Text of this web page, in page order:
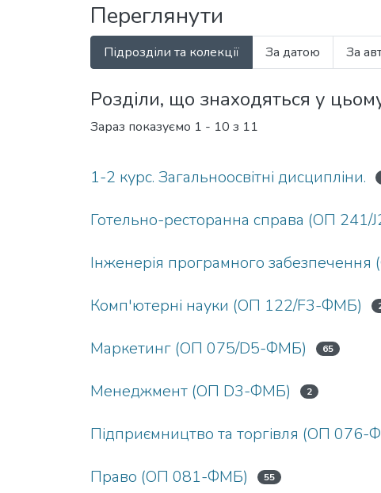
Переглянути
Підрозділи та колекції За датою За
Розділи, що знаходяться у
Зараз показуємо 1 - 10 з 11
1-2 курс. Загальноосвітні дисципліни.
Готельно-ресторанна справа (ОП
Інженерія програмного
Комп'ютерні науки (ОП 122/F3-ФМБ)
Маркетинг (ОП 075/D5-ФМБ) 65
Менеджмент (ОП D3-ФМБ) 2
Підприємництво та торгівля (ОП 076-
Право (ОП 081-ФМБ) 55